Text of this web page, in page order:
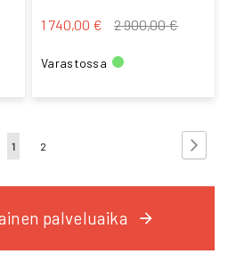
Tarjoushinta
1 740,00 € 2 900,00 €
Varastossa
You're
page
1 Sivu
2
palveluaika